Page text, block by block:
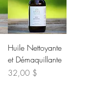
Huile Nettoyante
et Démaquillante
Prix
32,00 $